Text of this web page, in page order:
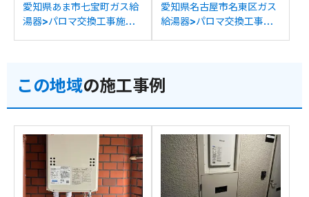
愛知県あま市七宝町ガス給
湯器>パロマ交換工事施工
愛知県名古屋市名東区ガス
給湯器>パロマ交換工事施
この地域の施工事例